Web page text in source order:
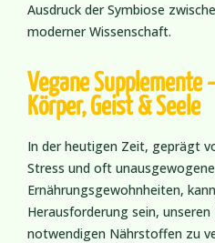
Ausdruck der Symbiose
moderner Wissenschaft.
Vegane Supplemente
Körper, Geist & Seele
In der heutigen Zeit, geprägt
Stress und oft
Ernährungsgewohnheiten,
Herausforderung sein,
notwendigen Nährstoffen zu